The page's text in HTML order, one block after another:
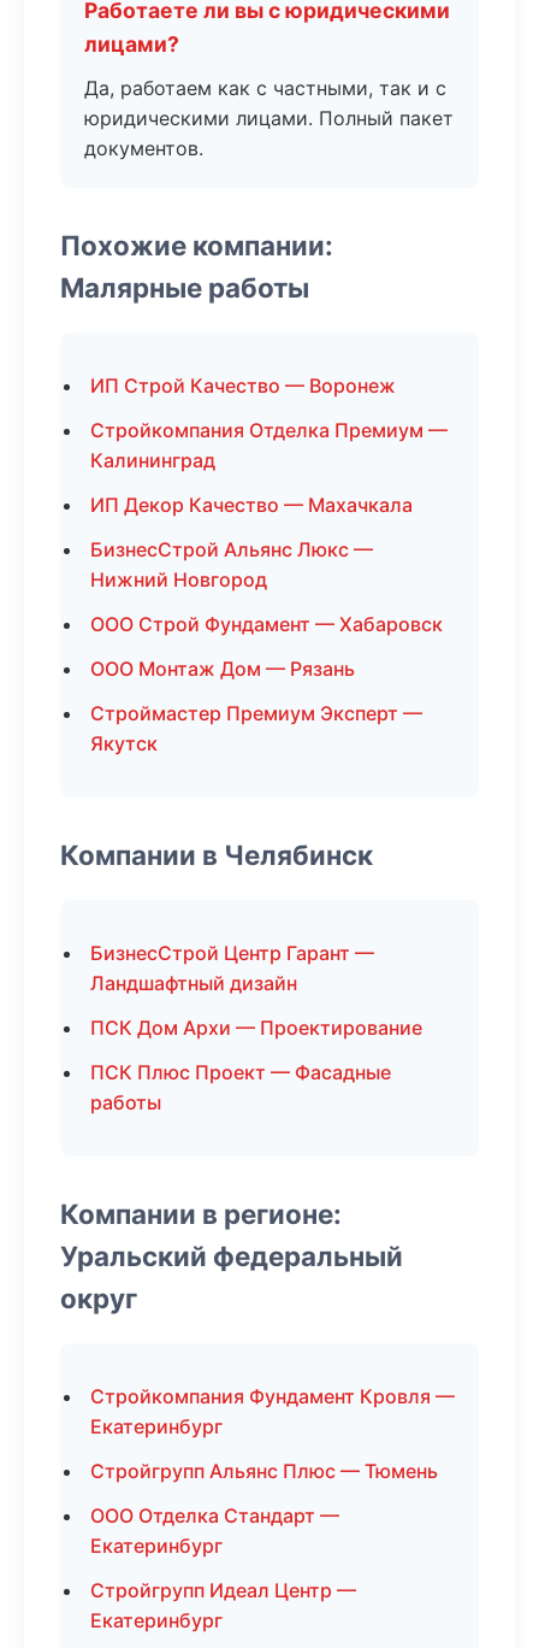
Работаете ли вы с юридическими
лицами?
Да, работаем как с частными, так и с
юридическими лицами. Полный пакет
документов.
Похожие компании:
Малярные работы
ИП Строй Качество — Воронеж
Стройкомпания Отделка Премиум —
Калининград
ИП Декор Качество — Махачкала
БизнесСтрой Альянс Люкс —
Нижний Новгород
ООО Строй Фундамент — Хабаровск
ООО Монтаж Дом — Рязань
Строймастер Премиум Эксперт —
Якутск
Компании в Челябинск
БизнесСтрой Центр Гарант —
Ландшафтный дизайн
ПСК Дом Архи — Проектирование
ПСК Плюс Проект — Фасадные
работы
Компании в регионе:
Уральский федеральный
округ
Стройкомпания Фундамент Кровля —
Екатеринбург
Стройгрупп Альянс Плюс — Тюмень
ООО Отделка Стандарт —
Екатеринбург
Стройгрупп Идеал Центр —
Екатеринбург